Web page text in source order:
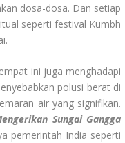
dosa-dosa. Dan setiap
seperti festival Kumbh
ini juga menghadapi
polusi berat di
air yang signifikan.
Sungai Gangga
pemerintah India seperti